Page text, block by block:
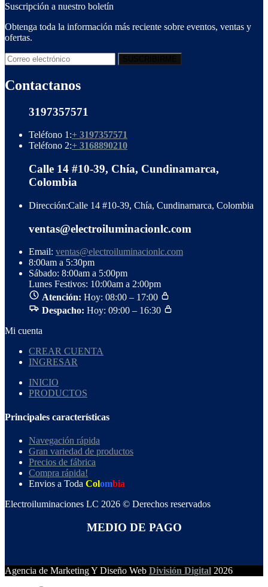
Suscripción a nuestro boletín
Obtenga toda la información más reciente sobre eventos, ventas y
ofertas.
Contactanos
3197357571
Teléfono 1:+ 3197357571
Teléfono 2:+ 3168890210
Calle 14 #10-39, Chía, Cundinamarca,
Colombia
Dirección:Calle 14 #10-39, Chía, Cundinamarca, Colombia
ventas@electroiluminacionlc.com
Email: ventas@electroiluminacionlc.com
8:00am a 5:30pm
Sábado: 8:00am a 5:00pm
Lunes Festivos: 10:00am a 2:00pm
Atención: Hoy: 08:00 – 17:00
Despacho: Hoy: 09:00 – 16:30
Mi cuenta
CREAR CUENTA
INGRESAR
INICIO
PRODUCTOS
Principales características
Navegación rápida
Gran variedad de productos
Precios de fábrica
Compra rápida!
Envios a Toda Colombia
Electroiluminaciones LC 2026 © Derechos reservados
MEDIO DE PAGO
Agencia de Marketing Y Diseño Web División Digital 2026